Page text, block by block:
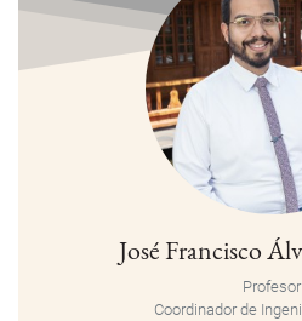
José Francisco
Profesor
Coordinador de